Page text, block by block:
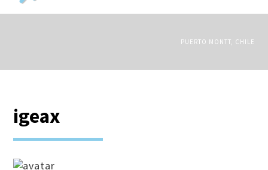
PUERTO MONTT, CHILE
igeax